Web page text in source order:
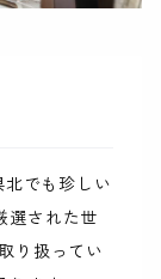
でも珍しい
選された世
り扱ってい